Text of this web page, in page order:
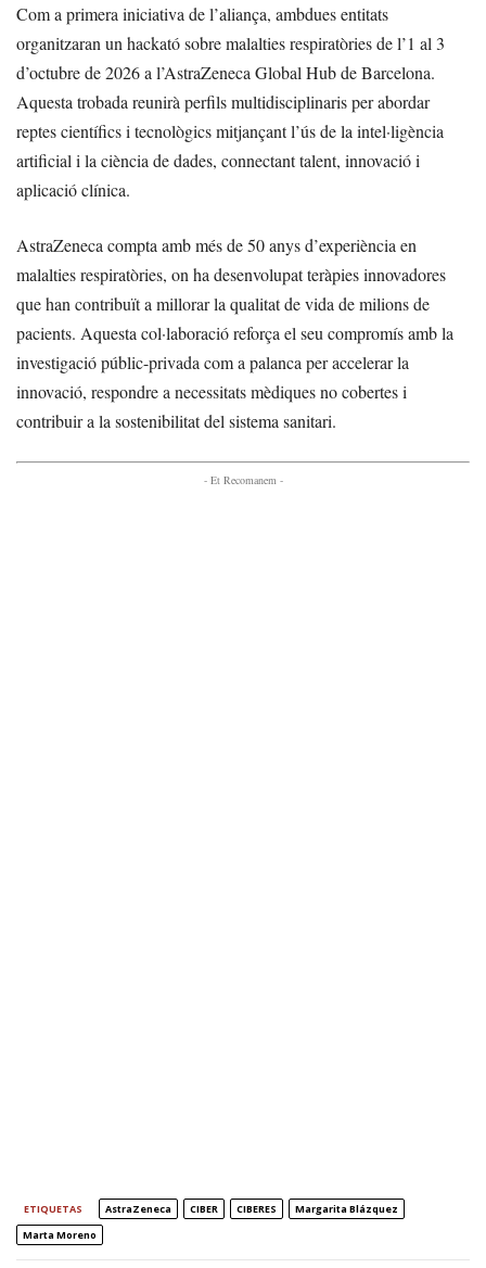
Com a primera iniciativa de l’aliança, ambdues entitats
organitzaran un hackató sobre malalties respiratòries de l’1 al 3
d’octubre de 2026 a l’AstraZeneca Global Hub de Barcelona.
Aquesta trobada reunirà perfils multidisciplinaris per abordar
reptes científics i tecnològics mitjançant l’ús de la intel·ligència
artificial i la ciència de dades, connectant talent, innovació i
aplicació clínica.
AstraZeneca compta amb més de 50 anys d’experiència en
malalties respiratòries, on ha desenvolupat teràpies innovadores
que han contribuït a millorar la qualitat de vida de milions de
pacients. Aquesta col·laboració reforça el seu compromís amb la
investigació públic-privada com a palanca per accelerar la
innovació, respondre a necessitats mèdiques no cobertes i
contribuir a la sostenibilitat del sistema sanitari.
- Et Recomanem -
ETIQUETAS AstraZeneca CIBER CIBERES
Margarita Blázquez
Marta Moreno